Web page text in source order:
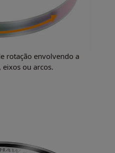
rotação envolvendo a
ou arcos.